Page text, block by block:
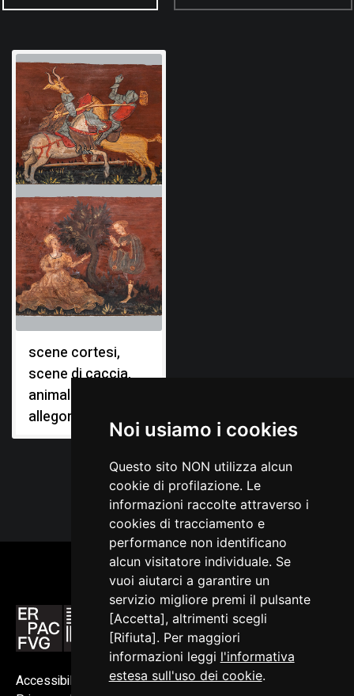
Noi usiamo i cookies
Questo sito NON utilizza alcun
cookie di profilazione. Le
informazioni raccolte attraverso i
cookies di tracciamento e
performance non identificano
alcun visitatore individuale. Se
vuoi aiutarci a garantire un
servizio migliore premi il pulsante
[Accetta], altrimenti scegli
[Rifiuta]. Per maggiori
informazioni leggi l'informativa
estesa sull'uso dei cookie.
scene cortesi,
scene di caccia,
animali fantastici,
allegoria
Accessibilità